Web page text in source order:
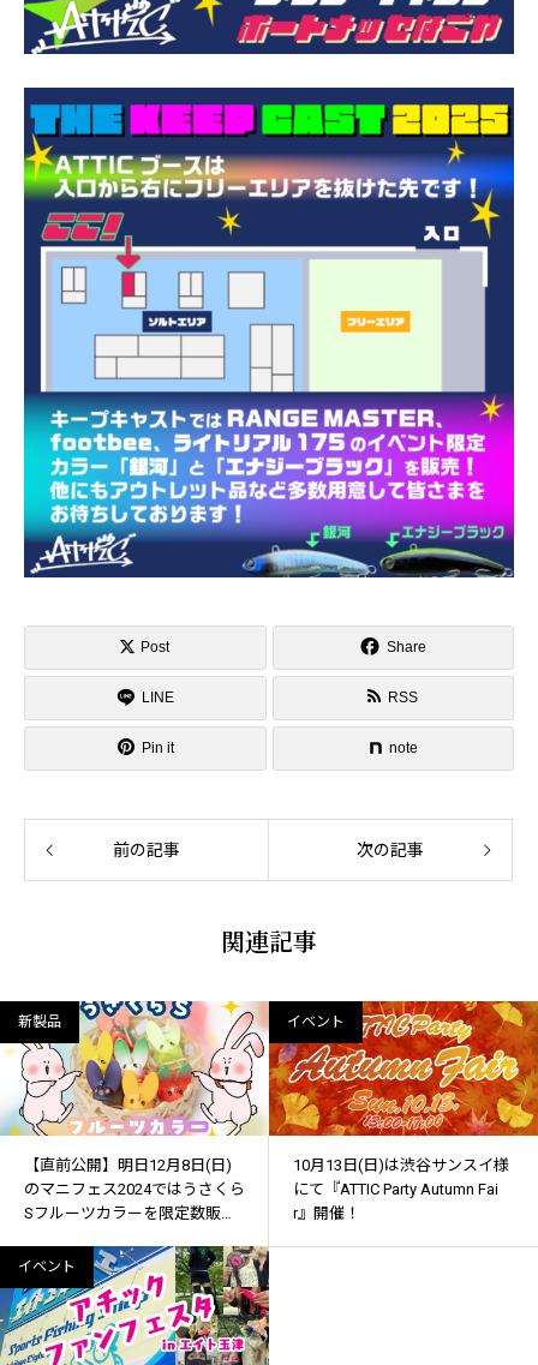
Post Share
LINE RSS
Pin it note
前の記事 次の記事
関連記事
新製品
【直前公開】明日12月8日(日)
のマニフェス2024ではうさくら
Sフルーツカラーを限定数販
イベント
10月13日(日)は渋谷サンスイ様
にて『ATTIC Party Autumn Fai
r』開催！
イベント